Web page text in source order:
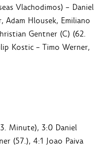
Vlachodimos) – Daniel
Adam Hlousek, Emiliano
Gentner (C) (62.
Kostic – Timo Werner,
Minute), 3:0 Daniel
(57.), 4:1 Joao Paiva